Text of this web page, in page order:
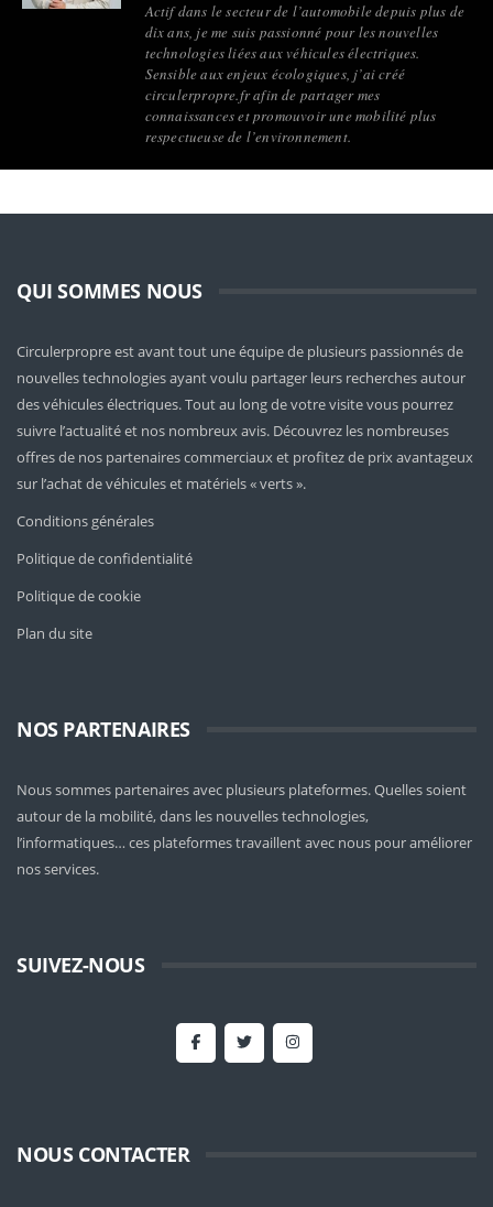
Actif dans le secteur de l’automobile depuis plus de
dix ans, je me suis passionné pour les nouvelles
technologies liées aux véhicules électriques.
Sensible aux enjeux écologiques, j’ai créé
circulerpropre.fr afin de partager mes
connaissances et promouvoir une mobilité plus
respectueuse de l’environnement.
QUI SOMMES NOUS
Circulerpropre est avant tout une équipe de plusieurs passionnés de
nouvelles technologies ayant voulu partager leurs recherches autour
des véhicules électriques. Tout au long de votre visite vous pourrez
suivre l’actualité et nos nombreux avis. Découvrez les nombreuses
offres de nos partenaires commerciaux et profitez de prix avantageux
sur l’achat de véhicules et matériels « verts ».
Conditions générales
Politique de confidentialité
Politique de cookie
Plan du site
NOS PARTENAIRES
Nous sommes partenaires avec plusieurs plateformes. Quelles soient
autour de la mobilité, dans les nouvelles technologies,
l’informatiques… ces plateformes travaillent avec nous pour améliorer
nos services.
SUIVEZ-NOUS
NOUS CONTACTER